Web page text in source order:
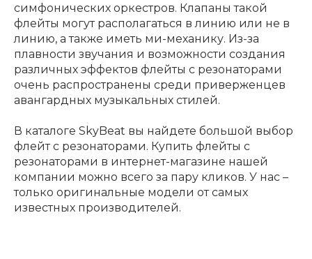
симфонических оркестров. Клапаны такой
флейты могут располагаться в линию или не в
линию, а также иметь ми-механику. Из-за
плавности звучания и возможности создания
различных эффектов флейты с резонаторами
очень распространены среди приверженцев
авангардных музыкальных стилей.
В каталоге SkyBeat вы найдете большой выбор
флейт с резонаторами. Купить флейты с
резонаторами в интернет-магазине нашей
компании можно всего за пару кликов. У нас –
только оригинальные модели от самых
известных производителей.